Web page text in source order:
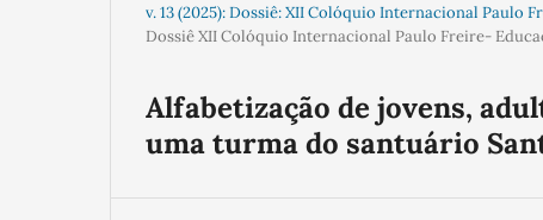
v. 13 (2025): Dossiê: XII Colóquio Internacional
Dossiê XII Colóquio Internacional Paulo Freire-
Alfabetização de jovens,
uma turma do santuário